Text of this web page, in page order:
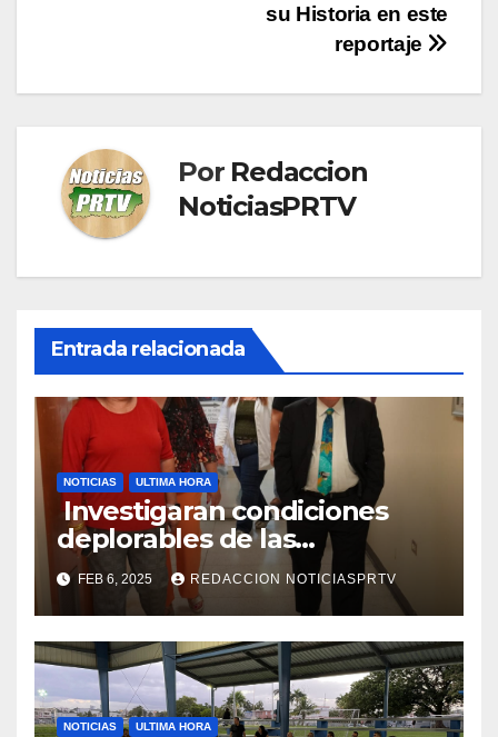
su Historia en este
reportaje
Por Redaccion
NoticiasPRTV
Entrada relacionada
NOTICIAS ULTIMA HORA
Investigaran condiciones
deplorables de las
facilidades el Departamento
de la Salud en Mayagüez
FEB 6, 2025 REDACCION NOTICIASPRTV
NOTICIAS ULTIMA HORA